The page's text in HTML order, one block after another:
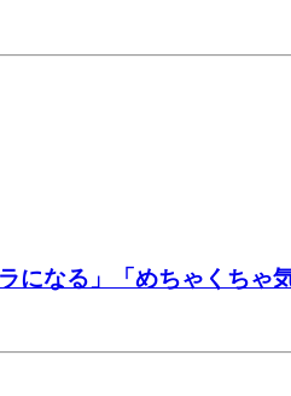
なる」「めちゃくちゃ気